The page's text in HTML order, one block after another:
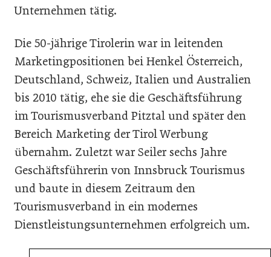
Unternehmen tätig.
Die 50-jährige Tirolerin war in leitenden
Marketingpositionen bei Henkel Österreich,
Deutschland, Schweiz, Italien und Australien
bis 2010 tätig, ehe sie die Geschäftsführung
im Tourismusverband Pitztal und später den
Bereich Marketing der Tirol Werbung
übernahm. Zuletzt war Seiler sechs Jahre
Geschäftsführerin von Innsbruck Tourismus
und baute in diesem Zeitraum den
Tourismusverband in ein modernes
Dienstleistungsunternehmen erfolgreich um.